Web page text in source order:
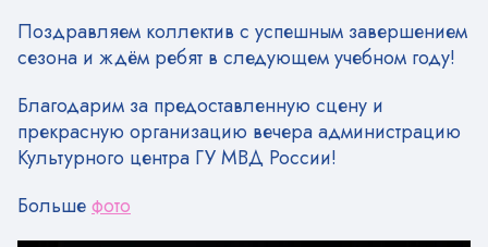
Поздравляем коллектив с успешным завершением
сезона и ждём ребят в следующем учебном году!
Благодарим за предоставленную сцену и
прекрасную организацию вечера администрацию
Культурного центра ГУ МВД России!
Большефото